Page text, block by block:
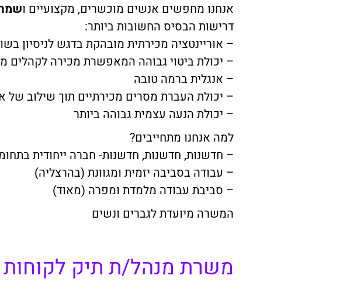
אנחנו מחפשים אנשים מוכשרים, מקצועיים ו
דרישות הבסיס החשובות ביותר:
– אוריינטציה מכירתית מובהקת בדגש לניסיון
– יכולת ביטוי גבוהה המאפשרת מכירה לקהלים
– אנגלית ברמה טובה
– יכולת העברת מסרים מכירתיים תוך שילוב של
– יכולת הנעה עצמית גבוהה ביותר
למה אנחנו מתחייבים?
– חדשנות, חדשנות, חדשנות- חברה ייחודית
– עבודה בסביבה יזמית ומגוונת (בהרצליה)
– סביבת עבודה מלמדת ומפרה (מאוד)
המשרה מיועדת לגברים ונשים
משרת מנהל/ת תיק לקוחות